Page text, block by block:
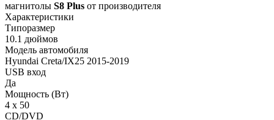
магнитолы S8 Plus от производителя
Характеристики
Типоразмер
10.1 дюймов
Модель автомобиля
Hyundai Creta/IX25 2015-2019
USB вход
Да
Мощность (Вт)
4 х 50
CD/DVD